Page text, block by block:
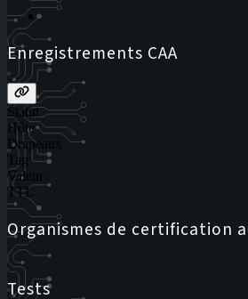
Enregistrements CAA
Statut
Hôte
Drapeaux
Tag
Valeur
TTL
Organismes de certification
Tests